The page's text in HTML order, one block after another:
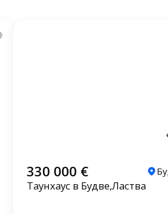
330 000 €
Таунхаус в Будве,Ластва